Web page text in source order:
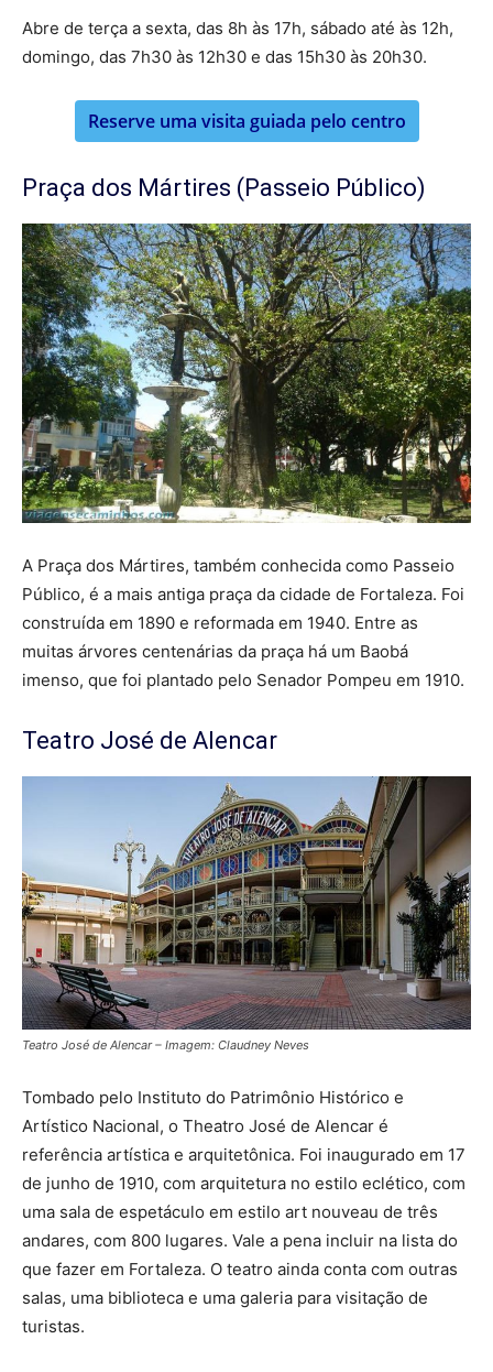
Abre de terça a sexta, das 8h às 17h, sábado até às 12h,
domingo, das 7h30 às 12h30 e das 15h30 às 20h30.
Reserve uma visita guiada pelo centro
Praça dos Mártires (Passeio Público)
A Praça dos Mártires, também conhecida como Passeio
Público, é a mais antiga praça da cidade de Fortaleza. Foi
construída em 1890 e reformada em 1940. Entre as
muitas árvores centenárias da praça há um Baobá
imenso, que foi plantado pelo Senador Pompeu em 1910.
Teatro José de Alencar
Teatro José de Alencar – Imagem: Claudney Neves
Tombado pelo Instituto do Patrimônio Histórico e
Artístico Nacional, o Theatro José de Alencar é
referência artística e arquitetônica. Foi inaugurado em 17
de junho de 1910, com arquitetura no estilo eclético, com
uma sala de espetáculo em estilo art nouveau de três
andares, com 800 lugares. Vale a pena incluir na lista do
que fazer em Fortaleza. O teatro ainda conta com outras
salas, uma biblioteca e uma galeria para visitação de
turistas.